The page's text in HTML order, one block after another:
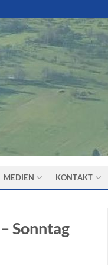
MEDIEN KONTAKT
Sonntag